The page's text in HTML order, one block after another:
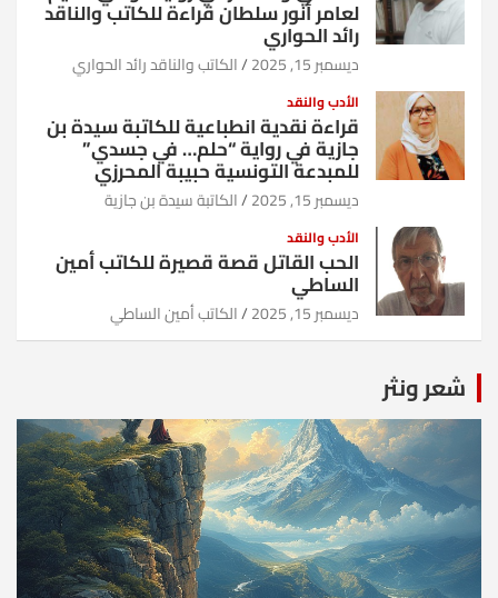
لعامر أنور سلطان قراءة للكاتب والناقد
رائد الحواري
ديسمبر 15, 2025 الكاتب والناقد رائد الحواري
الأدب والنقد
قراءة نقدية انطباعية للكاتبة سيدة بن
جازية في رواية “حلم… في جسدي”
للمبدعة التونسية حبيبة المحرزي
ديسمبر 15, 2025 الكاتبة سيدة بن جازية
الأدب والنقد
الحب القاتل قصة قصيرة للكاتب أمين
الساطي
ديسمبر 15, 2025 الكاتب أمين الساطي
شعر ونثر